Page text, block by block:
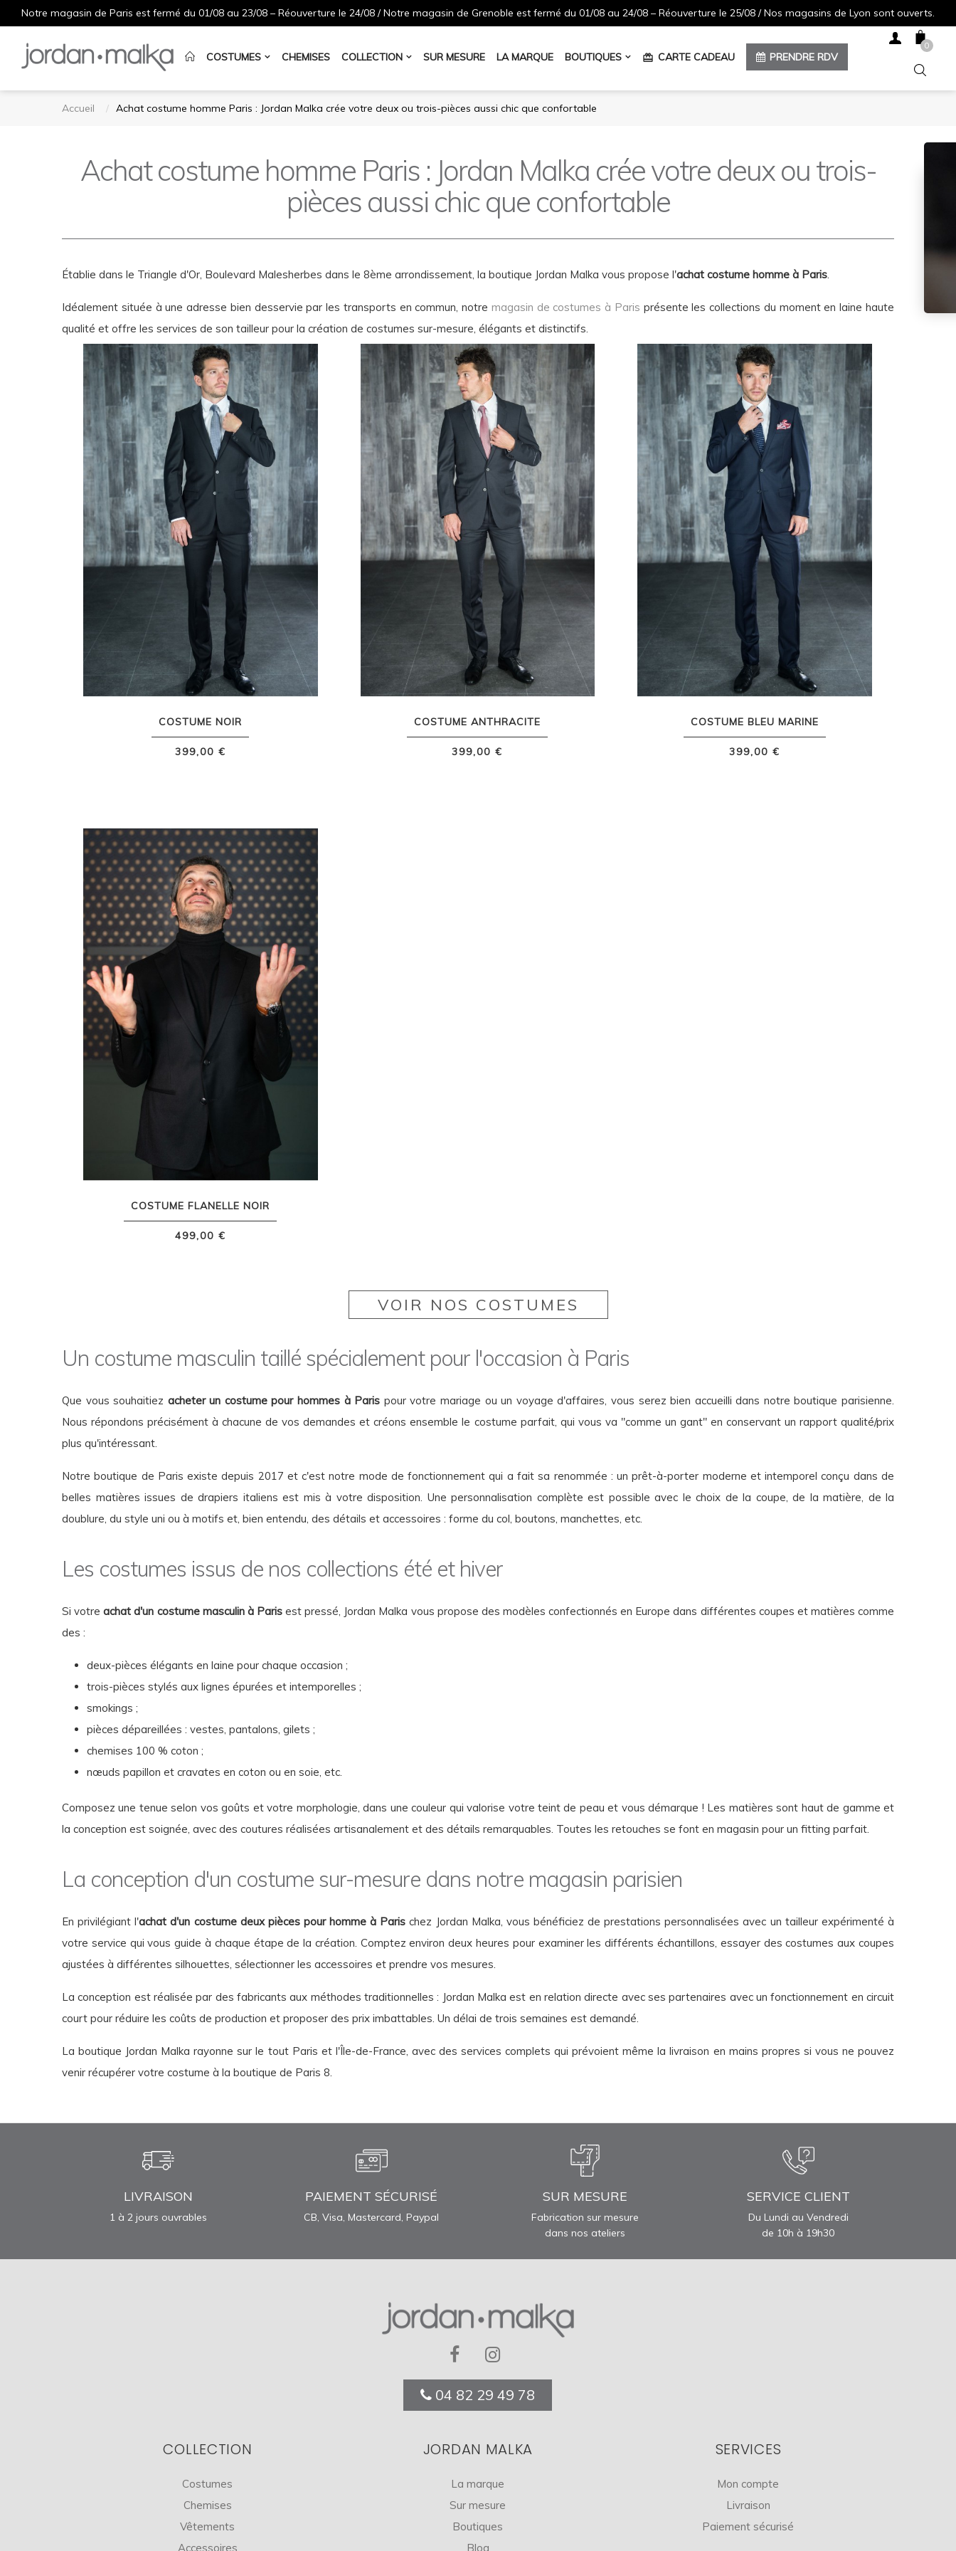
Notre magasin de Paris est fermé du 01/08 au 23/08 – Réouverture le 24/08 / Notre magasin de Grenoble est fermé du 01/08 au 24/08 – Réouverture le 25/08 / Nos magasins de Lyon sont ouverts.
COSTUMES CHEMISES COLLECTION SUR MESURE LA MARQUE BOUTIQUES redeem CARTE CADEAU PRENDRE RDV
0
Accueil Achat costume homme Paris : Jordan Malka crée votre deux ou trois-pièces aussi chic que confortable
Achat costume homme Paris : Jordan Malka crée votre deux ou trois-
pièces aussi chic que confortable
Établie dans le Triangle d'Or, Boulevard Malesherbes dans le 8ème arrondissement, la boutique Jordan Malka vous propose l'achat costume homme à Paris.
Idéalement située à une adresse bien desservie par les transports en commun, notre magasin de costumes à Paris présente les collections du moment en laine haute
qualité et offre les services de son tailleur pour la création de costumes sur-mesure, élégants et distinctifs.
COSTUME NOIR
399,00 €
COSTUME ANTHRACITE
399,00 €
COSTUME BLEU MARINE
399,00 €
COSTUME FLANELLE NOIR
499,00 €
VOIR NOS COSTUMES
Un costume masculin taillé spécialement pour l'occasion à Paris
Que vous souhaitiez acheter un costume pour hommes à Paris pour votre mariage ou un voyage d'affaires, vous serez bien accueilli dans notre boutique parisienne.
Nous répondons précisément à chacune de vos demandes et créons ensemble le costume parfait, qui vous va "comme un gant" en conservant un rapport qualité/prix
plus qu'intéressant.
Notre boutique de Paris existe depuis 2017 et c'est notre mode de fonctionnement qui a fait sa renommée : un prêt-à-porter moderne et intemporel conçu dans de
belles matières issues de drapiers italiens est mis à votre disposition. Une personnalisation complète est possible avec le choix de la coupe, de la matière, de la
doublure, du style uni ou à motifs et, bien entendu, des détails et accessoires : forme du col, boutons, manchettes, etc.
Les costumes issus de nos collections été et hiver
Si votreachat d'un costume masculin à Parisest pressé, Jordan Malka vous propose des modèles confectionnés en Europe dans différentes coupes et matières comme
des :
deux-pièces élégants en laine pour chaque occasion ;
trois-pièces stylés aux lignes épurées et intemporelles ;
smokings ;
pièces dépareillées : vestes, pantalons, gilets ;
chemises 100 % coton ;
nœuds papillon et cravates en coton ou en soie, etc.
Composez une tenue selon vos goûts et votre morphologie, dans une couleur qui valorise votre teint de peau et vous démarque ! Les matières sont haut de gamme et
la conception est soignée, avec des coutures réalisées artisanalement et des détails remarquables. Toutes les retouches se font en magasin pour un fitting parfait.
La conception d'un costume sur-mesure dans notre magasin parisien
En privilégiant l'achat d'un costume deux pièces pour homme à Paris chez Jordan Malka, vous bénéficiez de prestations personnalisées avec un tailleur expérimenté à
votre service qui vous guide à chaque étape de la création. Comptez environ deux heures pour examiner les différents échantillons, essayer des costumes aux coupes
ajustées à différentes silhouettes, sélectionner les accessoires et prendre vos mesures.
La conception est réalisée par des fabricants aux méthodes traditionnelles : Jordan Malka est en relation directe avec ses partenaires avec un fonctionnement en circuit
court pour réduire les coûts de production et proposer des prix imbattables. Un délai de trois semaines est demandé.
La boutique Jordan Malka rayonne sur le tout Paris et l'Île-de-France, avec des services complets qui prévoient même la livraison en mains propres si vous ne pouvez
venir récupérer votre costume à la boutique de Paris 8.
LIVRAISON
1 à 2 jours ouvrables
PAIEMENT SÉCURISÉ
CB, Visa, Mastercard, Paypal
SUR MESURE
Fabrication sur mesure
dans nos ateliers
SERVICE CLIENT
Du Lundi au Vendredi
de 10h à 19h30
04 82 29 49 78
COLLECTION
Costumes
Chemises
Vêtements
Accessoires
JORDAN MALKA
La marque
Sur mesure
Boutiques
Blog
SERVICES
Mon compte
Livraison
Paiement sécurisé